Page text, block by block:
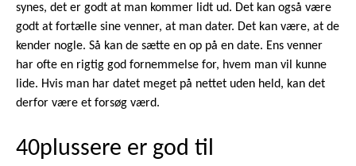
synes, det er godt at man kommer lidt ud. Det kan også være
godt at fortælle sine venner, at man dater. Det kan være, at de
kender nogle. Så kan de sætte en op på en date. Ens venner
har ofte en rigtig god fornemmelse for, hvem man vil kunne
lide. Hvis man har datet meget på nettet uden held, kan det
derfor være et forsøg værd.
40plussere er god til